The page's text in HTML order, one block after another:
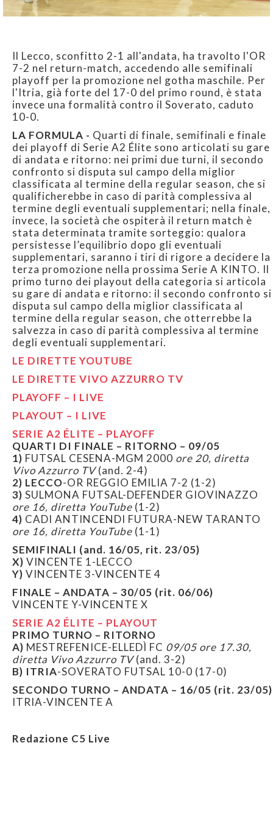
Il Lecco, sconfitto 2-1 all'andata, ha travolto l'OR
7-2 nel return-match, accedendo alle semifinali
playoff per la promozione nel gotha maschile. Per
l'Itria, già forte del 17-0 del primo round, è stata
invece una formalità contro il Soverato, caduto
10-0.
LA FORMULA - Quarti di finale, semifinali e finale
dei playoff di Serie A2 Élite sono articolati su gare
di andata e ritorno: nei primi due turni, il secondo
confronto si disputa sul campo della miglior
classificata al termine della regular season, che si
qualificherebbe in caso di parità complessiva al
termine degli eventuali supplementari; nella finale,
invece, la società che ospiterà il return match è
stata determinata tramite sorteggio: qualora
persistesse l’equilibrio dopo gli eventuali
supplementari, saranno i tiri di rigore a decidere la
terza promozione nella prossima Serie A KINTO. Il
primo turno dei playout della categoria si articola
su gare di andata e ritorno: il secondo confronto si
disputa sul campo della miglior classificata al
termine della regular season, che otterrebbe la
salvezza in caso di parità complessiva al termine
degli eventuali supplementari.
LE DIRETTE YOUTUBE
LE DIRETTE VIVO AZZURRO TV
PLAYOFF – I LIVE
PLAYOUT – I LIVE
SERIE A2 ÉLITE – PLAYOFF
QUARTI DI FINALE – RITORNO – 09/05
1) FUTSAL CESENA-MGM 2000 ore 20, diretta
Vivo Azzurro TV(and. 2-4)
2) LECCO-OR REGGIO EMILIA 7-2 (1-2)
3) SULMONA FUTSAL-DEFENDER GIOVINAZZO
ore 16, diretta YouTube (1-2)
4) CADI ANTINCENDI FUTURA-NEW TARANTO
ore 16, diretta YouTube (1-1)
SEMIFINALI (and. 16/05, rit. 23/05)
X) VINCENTE 1-LECCO
Y) VINCENTE 3-VINCENTE 4
FINALE – ANDATA – 30/05 (rit. 06/06)
VINCENTE Y-VINCENTE X
SERIE A2 ÉLITE – PLAYOUT
PRIMO TURNO – RITORNO
A) MESTREFENICE-ELLEDÌ FC 09/05 ore 17.30,
diretta Vivo Azzurro TV(and. 3-2)
B) ITRIA-SOVERATO FUTSAL 10-0 (17-0)
SECONDO TURNO – ANDATA – 16/05 (rit. 23/05)
ITRIA-VINCENTE A
Redazione C5 Live